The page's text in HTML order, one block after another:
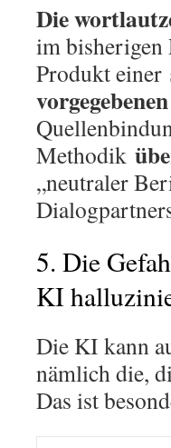
Die
im
Produkt einer
Methodik
„neutraler
5. Die
KI
Die KI kann
nämlich die,
Das ist